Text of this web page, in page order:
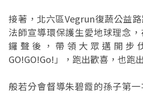
接著，北六區Vegrun復蔬公益
法師宣導環保護生愛地球理念
鑼聲後，帶領大眾邁開步
GO!GO!Go!」，跑出歡喜，也跑
般若分會督導朱碧霞的孫子第